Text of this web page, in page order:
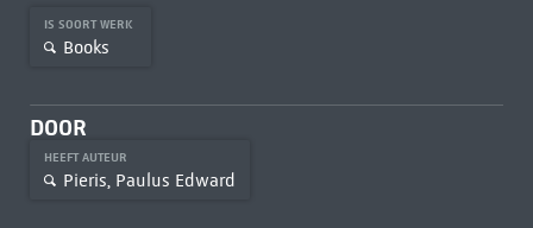
IS SOORT WERK
Books
DOOR
HEEFT AUTEUR
Pieris, Paulus Edward